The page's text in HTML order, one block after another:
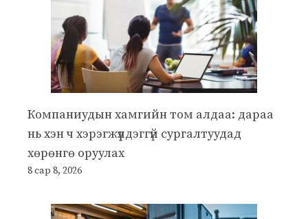
Компаниудын хамгийн том алдаа: дараа
нь хэн ч хэрэгжүүлдэггүй сургалтуудад
хөрөнгө оруулах
8 сар 8, 2026